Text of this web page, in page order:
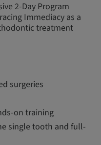
2-Day Program
Immediacy as a
treatment
surgeries
on training
single tooth and full-